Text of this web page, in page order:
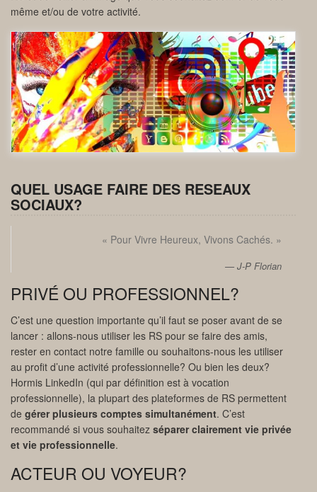
même et/ou de votre activité.
QUEL USAGE FAIRE DES RESEAUX
SOCIAUX?
« Pour Vivre Heureux, Vivons Cachés. »
J-P Florian
PRIVÉ OU PROFESSIONNEL?
C’est une question importante qu’il faut se poser avant de se
lancer : allons-nous utiliser les RS pour se faire des amis,
rester en contact notre famille ou souhaitons-nous les utiliser
au profit d’une activité professionnelle? Ou bien les deux?
Hormis LinkedIn (qui par définition est à vocation
professionnelle), la plupart des plateformes de RS permettent
de gérer plusieurs comptes simultanément. C’est
recommandé si vous souhaitez séparer clairement vie privée
et vie professionnelle.
ACTEUR OU VOYEUR?